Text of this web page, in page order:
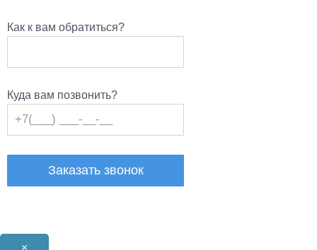
Как к вам обратиться?
Куда вам позвонить?
×